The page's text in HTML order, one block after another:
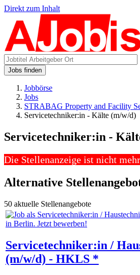
Direkt zum Inhalt
Jobs finden
Jobbörse
Jobs
STRABAG Property and Facility
Servicetechniker:in - Kälte (m/w/d)
Servicetechniker:in -
Die Stellenanzeige ist nicht
Alternative
50 aktuelle Stellenangebote
Servicetechniker:in /
(m/w/d) - HKLS *